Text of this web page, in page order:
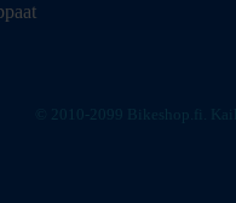
© 2010-2099 Bikeshop.fi.